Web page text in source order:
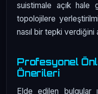
suistimale açık hale
topolojilere
nasıl bir tepki verdiğini
Profesyonel
Önerileri
Elde edilen bulgular